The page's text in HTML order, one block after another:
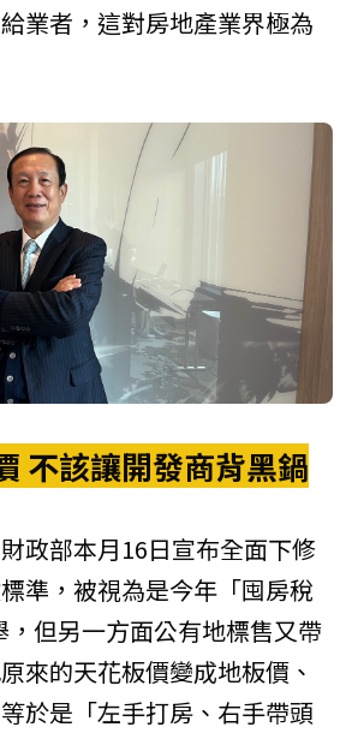
業者，這對房地產業界極為
不該讓開發商背黑鍋
政部本月16日宣布全面下修
標準，被視為是今年「囤房稅
，但另一方面公有地標售又帶
來的天花板價變成地板價、
等於是「左手打房、右手帶頭